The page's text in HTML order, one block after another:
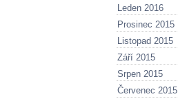
Leden 2016
Prosinec 2015
Listopad 2015
Září 2015
Srpen 2015
Červenec 2015